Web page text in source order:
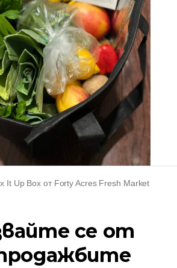
It Up Box от Forty Acres Fresh Market
се от